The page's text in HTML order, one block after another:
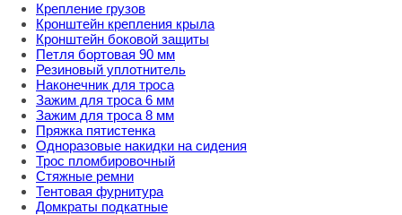
Крепление грузов
Кронштейн крепления крыла
Кронштейн боковой защиты
Петля бортовая 90 мм
Резиновый уплотнитель
Наконечник для троса
Зажим для троса 6 мм
Зажим для троса 8 мм
Пряжка пятистенка
Одноразовые накидки на сидения
Трос пломбировочный
Стяжные ремни
Тентовая фурнитура
Домкраты подкатные